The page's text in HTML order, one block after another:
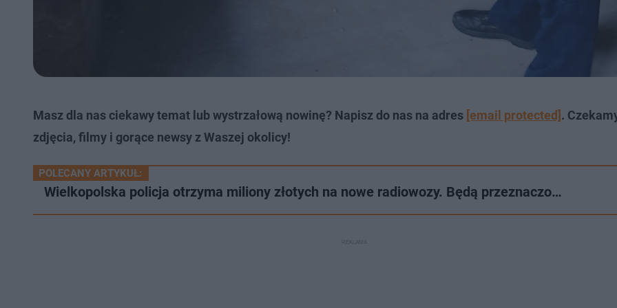
Masz dla nas ciekawy temat lub wystrzałową nowinę? Napisz do nas na adres [email protected].
zdjęcia, filmy i gorące newsy z Waszej okolicy!
POLECANY ARTYKUŁ:
Wielkopolska policja otrzyma miliony złotych na nowe radiowozy. Będą przeznaczo…